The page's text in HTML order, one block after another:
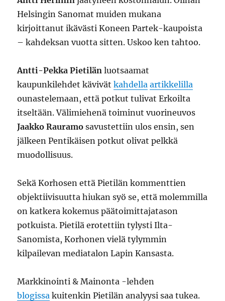
Helsingin Sanomat muiden mukana
kirjoittanut ikävästi Koneen Partek-kaupoista
– kahdeksan vuotta sitten. Uskoo ken tahtoo.
Antti-Pekka Pietilän luotsaamat
kaupunkilehdet kävivätkahdella artikkelilla
ounastelemaan, että potkut tulivat Erkoilta
itseltään. Välimiehenä toiminut vuorineuvos
Jaakko Rauramo savustettiin ulos ensin, sen
jälkeen Pentikäisen potkut olivat pelkkä
muodollisuus.
Sekä Korhosen että Pietilän kommenttien
objektiivisuutta hiukan syö se, että molemmilla
on katkera kokemus päätoimittajatason
potkuista. Pietilä erotettiin tylysti Ilta-
Sanomista, Korhonen vielä tylymmin
kilpailevan mediatalon Lapin Kansasta.
Markkinointi & Mainonta -lehden
blogissa kuitenkin Pietilän analyysi saa tukea.